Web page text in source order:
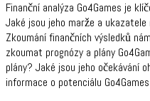
Finanční analýza Go4Games je
Jaké jsou jeho marže a
Zkoumání finančních výsledků
zkoumat prognózy a plány
plány? Jaké jsou jeho očekávání
informace o potenciálu